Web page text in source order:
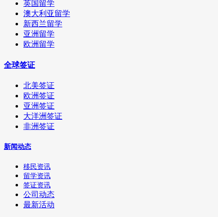
英国留学
澳大利亚留学
新西兰留学
亚洲留学
欧洲留学
全球签证
北美签证
欧洲签证
亚洲签证
大洋洲签证
非洲签证
新闻动态
移民资讯
留学资讯
签证资讯
公司动态
最新活动